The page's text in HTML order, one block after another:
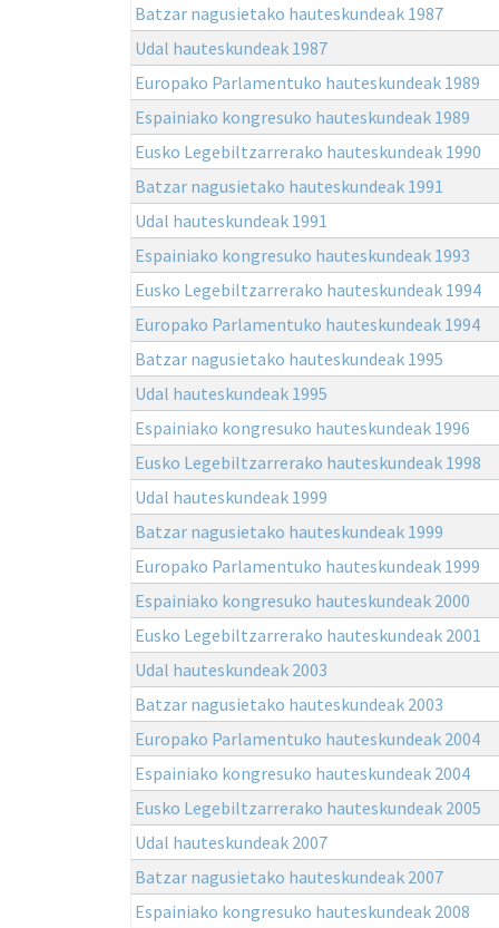
Batzar nagusietako hauteskundeak 1987
Udal hauteskundeak 1987
Europako Parlamentuko hauteskundeak 1989
Espainiako kongresuko hauteskundeak 1989
Eusko Legebiltzarrerako hauteskundeak 1990
Batzar nagusietako hauteskundeak 1991
Udal hauteskundeak 1991
Espainiako kongresuko hauteskundeak 1993
Eusko Legebiltzarrerako hauteskundeak 1994
Europako Parlamentuko hauteskundeak 1994
Batzar nagusietako hauteskundeak 1995
Udal hauteskundeak 1995
Espainiako kongresuko hauteskundeak 1996
Eusko Legebiltzarrerako hauteskundeak 1998
Udal hauteskundeak 1999
Batzar nagusietako hauteskundeak 1999
Europako Parlamentuko hauteskundeak 1999
Espainiako kongresuko hauteskundeak 2000
Eusko Legebiltzarrerako hauteskundeak 2001
Udal hauteskundeak 2003
Batzar nagusietako hauteskundeak 2003
Europako Parlamentuko hauteskundeak 2004
Espainiako kongresuko hauteskundeak 2004
Eusko Legebiltzarrerako hauteskundeak 2005
Udal hauteskundeak 2007
Batzar nagusietako hauteskundeak 2007
Espainiako kongresuko hauteskundeak 2008